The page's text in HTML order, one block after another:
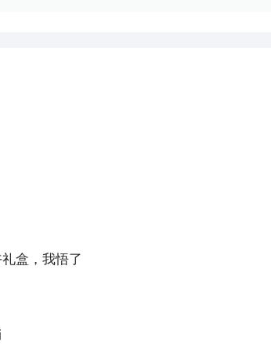
盒，我悟了